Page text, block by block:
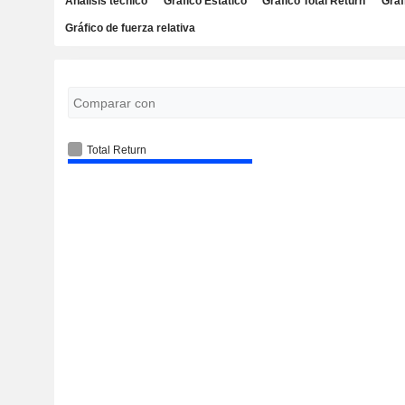
Gráfico de fuerza relativa
Total Return